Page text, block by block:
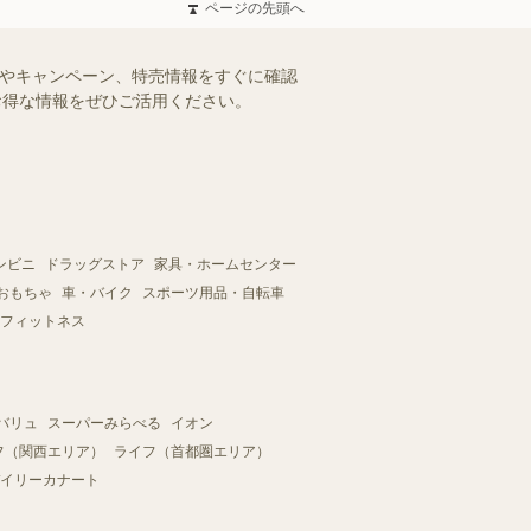
ページの先頭へ
キャンペーン、特売情報をすぐに確認
な情報をぜひご活用ください。
ビニ ドラッグストア
家具・ホームセンター
もちゃ
車・バイク
スポーツ用品・自転車
ィットネス
リュ スーパーみらべる
イオン
関西エリア）
ライフ（首都圏エリア）
リーカナート